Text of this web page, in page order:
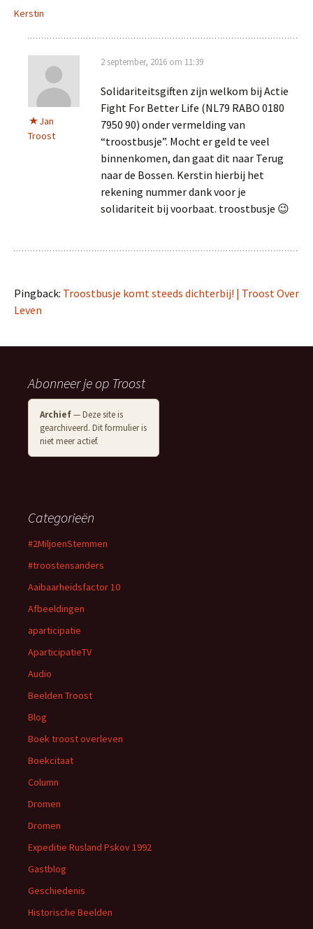
Kerstin
Jan
Troost
2 september, 2016 om 11:39
Solidariteitsgiften zijn welkom bij Actie
Fight For Better Life (NL79 RABO 0180
7950 90) onder vermelding van
“troostbusje”. Mocht er geld te veel
binnenkomen, dan gaat dit naar Terug
naar de Bossen. Kerstin hierbij het
rekening nummer dank voor je
solidariteit bij voorbaat. troostbusje 😉
Pingback: Troostbusje komt steeds dichterbij! | Troost Over
Leven
Abonneer je op Troost
Archief— Deze site is
gearchiveerd. Dit formulier is
niet meer actief.
Categorieën
#2MiljoenStemmen
#troostensanders
Aaibaarheidsfactor 10
Afbeeldingen
aparticipatie
AparticipatieTV
Audio
Beelden Troost
Blog
Boek troost overleven
Boekcitaat
Column
Dromen
Dromen
Expeditie Rusland Pskov 1992
Gastblog
Geschiedenis
Historische Beelden